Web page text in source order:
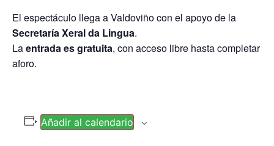
El espectáculo llega a Valdoviño con el apoyo de la
Secretaría Xeral da Lingua.
Laentrada es gratuita, con acceso libre hasta completar
aforo.
Añadir al calendario